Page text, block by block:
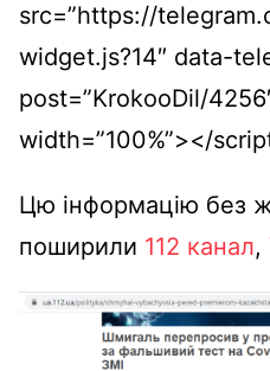
src=”https://
widget.js?14″ data-
post=”KrokooDil/
width=”100%”></
Цю інформацію без
поширили 112 канал,